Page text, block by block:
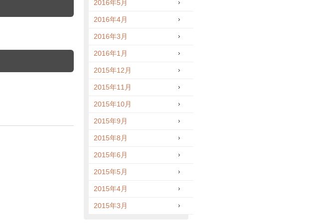
2016年5月
2016年4月
2016年3月
2016年1月
2015年12月
2015年11月
2015年10月
2015年9月
2015年8月
2015年6月
2015年5月
2015年4月
2015年3月